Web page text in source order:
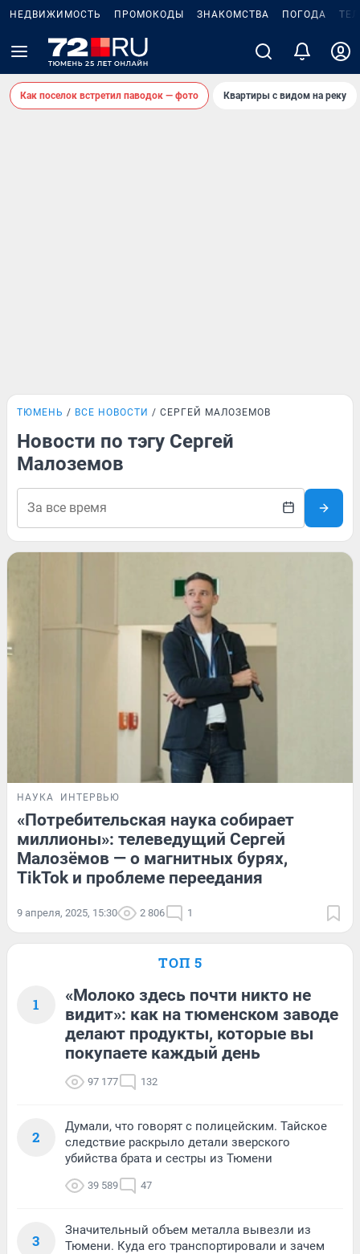
НЕДВИЖИМОСТЬ ПРОМОКОДЫ ЗНАКОМСТВА ПОГОДА
Как поселок встретил паводок — фото Квартиры с видом на реку
ТЮМЕНЬ ВСЕ НОВОСТИ СЕРГЕЙ МАЛОЗЕМОВ
Новости по тэгу Сергей
Малоземов
НАУКА ИНТЕРВЬЮ
«Потребительская наука собирает
миллионы»: телеведущий Сергей
Малозёмов — о магнитных бурях,
TikTok и проблеме переедания
9 апреля, 2025, 15:30 2 806 1
ТОП 5
1
«Молоко здесь почти никто не
видит»: как на тюменском заводе
делают продукты, которые вы
покупаете каждый день
97 177 132
2
Думали, что говорят с полицейским. Тайское
следствие раскрыло детали зверского
убийства брата и сестры из Тюмени
39 589 47
3
Значительный объем металла вывезли из
Тюмени. Куда его транспортировали и зачем